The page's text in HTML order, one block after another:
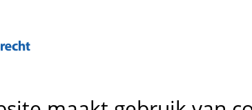
het ziekenhuis
Contact en route
Verwijzers